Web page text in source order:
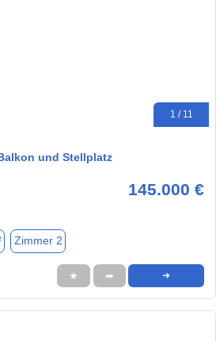
1 / 11
und Stellplatz
145.000 €
Zimmer 2
★ ➦ ➜